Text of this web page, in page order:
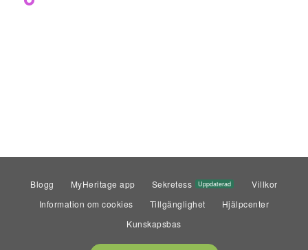
Blogg MyHeritage app Sekretess Uppdaterad
Villkor
Information om cookies
Tillgänglighet
Hjälpcenter
Kunskapsbas